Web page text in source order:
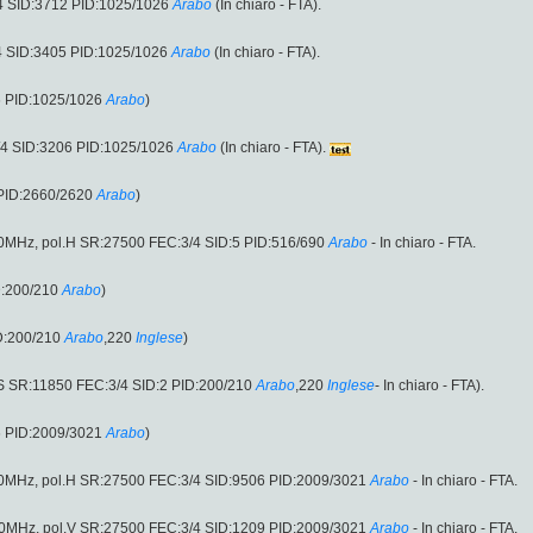
PID:1025/1026 Arabo (In chiaro - FTA).
PID:1025/1026 Arabo (In chiaro - FTA).
1026 Arabo)
SID:3206 PID:1025/1026 Arabo (In chiaro - FTA).
2620 Arabo)
pol.H SR:27500 FEC:3/4 SID:5 PID:516/690 Arabo - In chiaro - FTA.
210 Arabo)
210 Arabo,220 Inglese)
SR:11850 FEC:3/4 SID:2 PID:200/210 Arabo,220 Inglese- In chiaro - FTA).
3021 Arabo)
pol.H SR:27500 FEC:3/4 SID:9506 PID:2009/3021 Arabo - In chiaro - FTA.
pol.V SR:27500 FEC:3/4 SID:1209 PID:2009/3021 Arabo - In chiaro - FTA.